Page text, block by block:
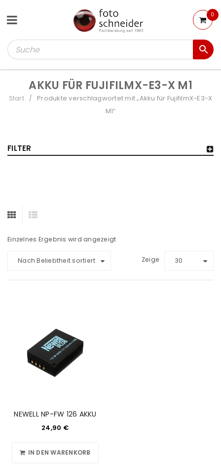
0
AKKU FÜR FUJIFILMX-E3-X M1
Start /
Produkte verschlagwortet mit „Akku für FujifilmX-E3-X
M1“
FILTER
Einzelnes Ergebnis wird angezeigt
Nach Beliebtheit sortiert Zeige 30
NEWELL NP-FW 126 AKKU
24,90 €
IN DEN WARENKORB